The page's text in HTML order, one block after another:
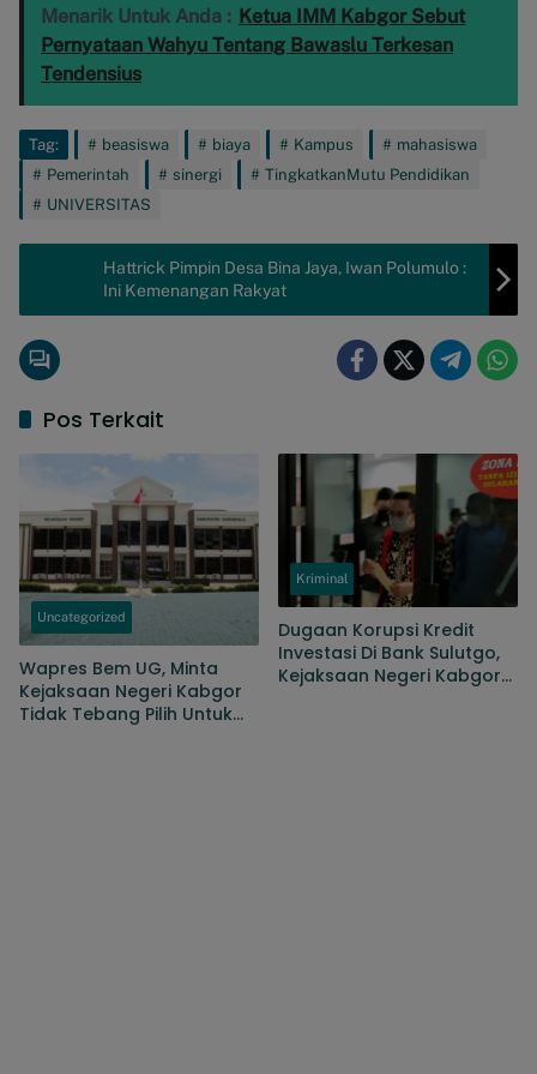
Menarik Untuk Anda : Ketua IMM Kabgor Sebut
Pernyataan Wahyu Tentang Bawaslu Terkesan
Tendensius
Tag: beasiswa biaya Kampus
mahasiswa
Pemerintah
sinergi
TingkatkanMutu Pendidikan
UNIVERSITAS
Hattrick Pimpin Desa Bina Jaya, Iwan Polumulo :
Ini Kemenangan Rakyat
Pos Terkait
Uncategorized
Wapres Bem UG, Minta
Kejaksaan Negeri Kabgor
Tidak Tebang Pilih Untuk
Kriminal
Dugaan Korupsi Kredit
Investasi Di Bank Sulutgo,
Kejaksaan Negeri Kabgor